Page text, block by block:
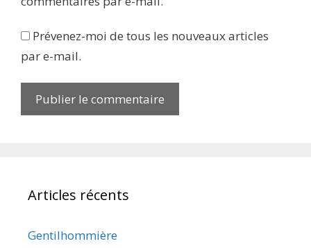
Prévenez-moi de tous les nouveaux articles
par e-mail.
Articles récents
Gentilhommière